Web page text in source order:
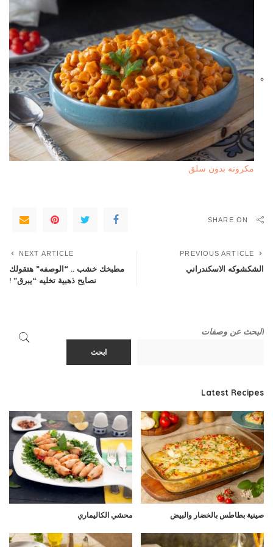
مكرونه بدون سلق
SHARE ON
PREVIOUS ARTICLE
الشكشوكه الاسكندراني
NEXT ARTICLE
مطبخك خشب .. “الوصفه” هتقولك
نصايح ذهبية تخليه “يبرق” !
البحث عن وصفات
ابحث
Latest Recipes
صينية بطاطس بالخضار والبيض محشي الكاليماري